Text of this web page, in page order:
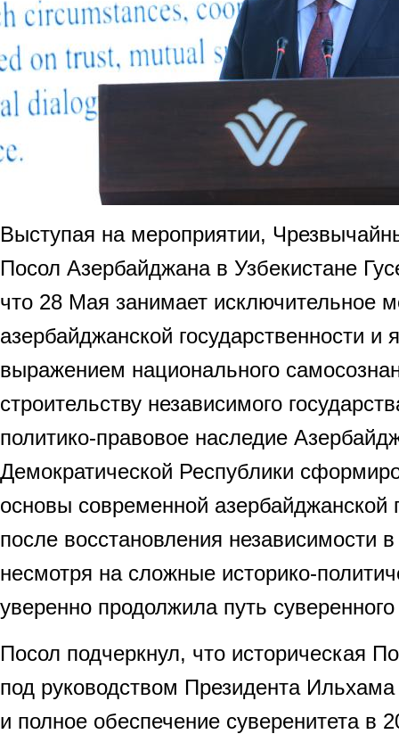
Выступая на мероприятии,
Посол Азербайджана в Узбекистане
что 28 Мая занимает исключительное
азербайджанской государственности и
выражением национального
строительству независимого
политико-правовое наследие
Демократической Республики
основы современной азербайджанской
после восстановления независимости
несмотря на сложные историко-
уверенно продолжила путь
Посол подчеркнул, что историческая
под руководством Президента
и полное обеспечение суверенитета в